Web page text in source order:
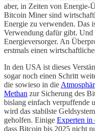
aber, in Zeiten von Energie-
Bitcoin Miner sind
Energie zu verwenden. Das
Verwendung dafür gibt. Und
Energieversorger. An
erstmals einen
In den USA ist dieses
sogar noch einen Schritt
die sowieso in die
Methan zur Sicherung des
bislang einfach verpuffende
wird das stabilste
geholfen. Einige Experten in
dass Bitcoin bis 2025 nicht